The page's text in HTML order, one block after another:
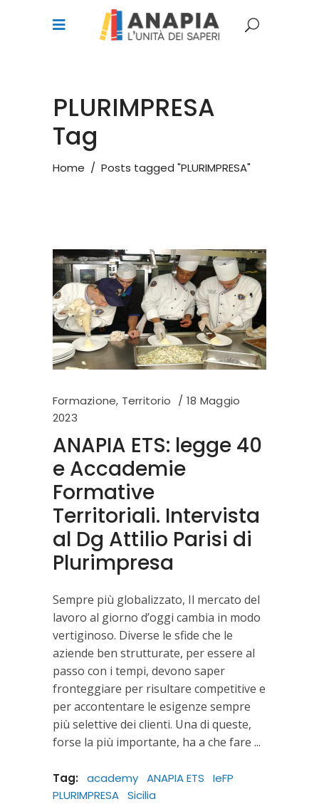
PLURIMPRESA
Tag
Home / Posts tagged "PLURIMPRESA"
Formazione, Territorio
18 Maggio
2023
ANAPIA ETS: legge 40
e Accademie
Formative
Territoriali. Intervista
al Dg Attilio Parisi di
Plurimpresa
Sempre più globalizzato, Il mercato del
lavoro al giorno d’oggi cambia in modo
vertiginoso. Diverse le sfide che le
aziende ben strutturate, per essere al
passo con i tempi, devono saper
fronteggiare per risultare competitive e
per accontentare le esigenze sempre
più selettive dei clienti. Una di queste,
forse la più importante, ha a che fare
Tag: academy ANAPIA ETS
IeFP
PLURIMPRESA Sicilia